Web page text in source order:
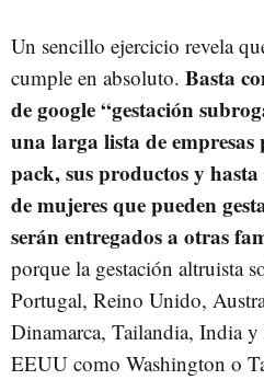
Un sencillo ejercicio revela
cumple en absoluto. Basta
de google “gestación
una larga lista de
pack, sus productos y
de mujeres que pueden
serán entregados a otras
porque la gestación altruista
Portugal, Reino Unido,
Dinamarca, Tailandia, India y
EEUU como Washington o